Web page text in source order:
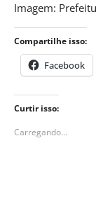
Imagem:
Compartilhe isso:
Facebook
Curtir isso:
Carregando...